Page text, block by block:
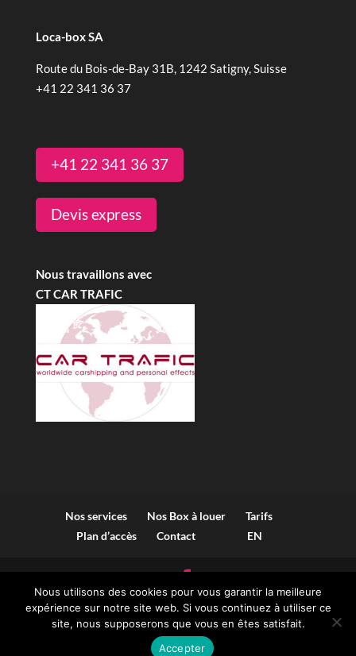
Loca-box SA
Route du Bois-de-Bay 31B, 1242 Satigny, Suisse
+41 22 341 36 37
+41 22 341 36 37
Devis express
Nous travaillons avec
CT CAR TRAFIC
Nos services Nos Box à louer
Tarifs
Plan d’accès
Contact EN
Mentions légales et Politique de confidentialité
Copyright © locabox.ch - Webmaster
Nous utilisons des cookies pour vous garantir la meilleure
expérience sur notre site web. Si vous continuez à utiliser ce
site, nous supposerons que vous en êtes satisfait.
Accepter